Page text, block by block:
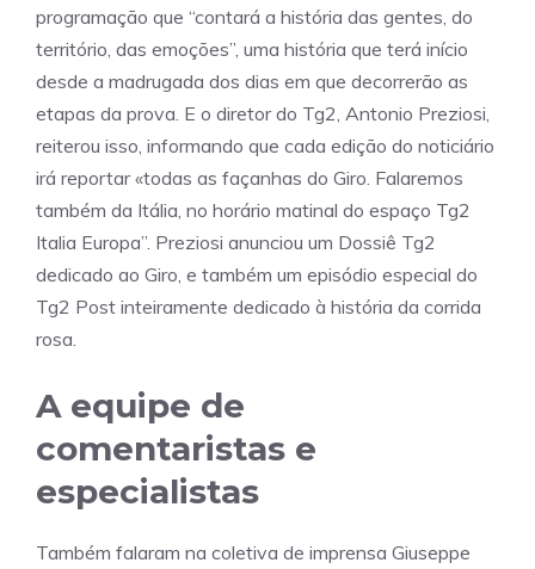
programação que “contará a história das gentes, do
território, das emoções”, uma história que terá início
desde a madrugada dos dias em que decorrerão as
etapas da prova. E o diretor do Tg2, Antonio Preziosi,
reiterou isso, informando que cada edição do noticiário
irá reportar «todas as façanhas do Giro. Falaremos
também da Itália, no horário matinal do espaço Tg2
Italia Europa”. Preziosi anunciou um Dossiê Tg2
dedicado ao Giro, e também um episódio especial do
Tg2 Post inteiramente dedicado à história da corrida
rosa.
A equipe de
comentaristas e
especialistas
Também falaram na coletiva de imprensa Giuseppe